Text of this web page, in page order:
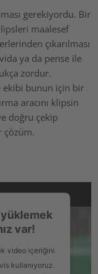
gerekiyordu. Bir
maalesef
çıkarılması
ya da pense ile
zordur.
ekibi bunun için bir
aracını klipsin
doğru çekip
çözüm.
var!
video içeriğini
kullanıyoruz.